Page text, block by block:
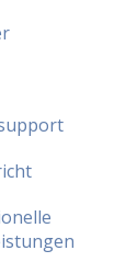
Pläne - FAQ
FAQ
- FAQ
- FAQ